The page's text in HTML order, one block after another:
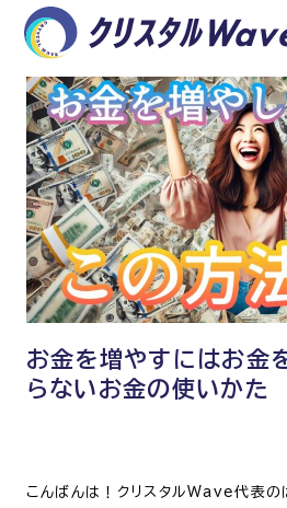
お金を増やすにはお金
らないお金の使いかた
こんばんは！クリスタルWave代表の